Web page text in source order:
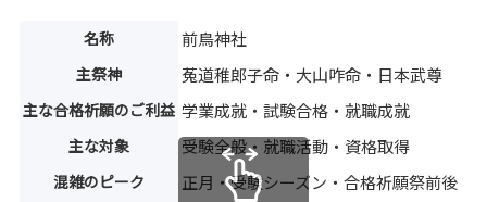
名称 前鳥神社
主祭神 菟道稚郎子命・大山咋命・日本武尊
主な合格祈願のご利益 学業成就・試験合格・就職成就
主な対象 受験全般・就職活動・資格取得
混雑のピーク 正月・受験シーズン・合格祈願祭前後